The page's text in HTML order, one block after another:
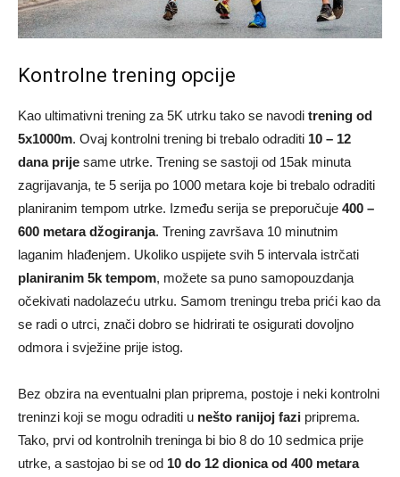
Kontrolne trening opcije
Kao ultimativni trening za 5K utrku tako se navodi trening od
5x1000m. Ovaj kontrolni trening bi trebalo odraditi 10 – 12
dana prije same utrke. Trening se sastoji od 15ak minuta
zagrijavanja, te 5 serija po 1000 metara koje bi trebalo odraditi
planiranim tempom utrke. Između serija se preporučuje 400 –
600 metara džogiranja. Trening završava 10 minutnim
laganim hlađenjem. Ukoliko uspijete svih 5 intervala istrčati
planiranim 5k tempom, možete sa puno samopouzdanja
očekivati nadolazeću utrku. Samom treningu treba prići kao da
se radi o utrci, znači dobro se hidrirati te osigurati dovoljno
odmora i svježine prije istog.
Bez obzira na eventualni plan priprema, postoje i neki kontrolni
treninzi koji se mogu odraditi u nešto ranijoj fazi priprema.
Tako, prvi od kontrolnih treninga bi bio 8 do 10 sedmica prije
utrke, a sastojao bi se od 10 do 12 dionica od 400 metara